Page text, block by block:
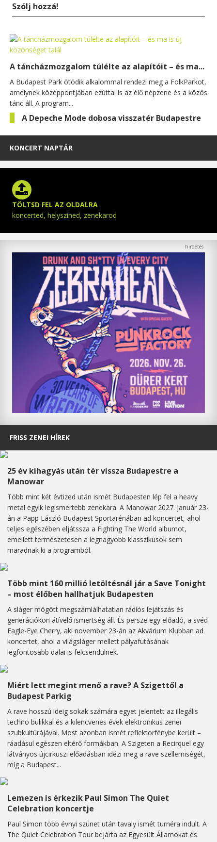
Szólj hozzá!
A táncházmozgalom túlélte az alapítóit – és ma...
A Budapest Park ötödik alkalommal rendezi meg a FolkParkot,
amelynek középpontjában ezúttal is az élő népzene és a közös
tánc áll. A program...
A Depeche Mode dobosa visszatér Budapestre
KONCERT NAPTÁR
TÖLTSD FEL AZ OLDALRA
koncerted, helyszíned, zenekarod
FRISS ZENEI HÍREK
25 év kihagyás után tér vissza Budapestre a
Manowar
Több mint két évtized után ismét Budapesten lép fel a heavy
metal egyik legismertebb zenekara. A Manowar 2027. január 23-
án a Papp László Budapest Sportarénában ad koncertet, ahol
teljes egészében eljátssza a Fighting The World albumot,
emellett természetesen a legnagyobb klasszikusok sem
maradnak ki a programból.
Több mint 160 millió letöltésnál jár a Save Tonight
– most élőben hallhatjuk Budapesten
A sláger mögött megszámlálhatatlan rádiós lejátszás és
generációkon átívelő ismertség áll. És persze egy előadó, a svéd
Eagle-Eye Cherry, aki november 23-án az Akvárium Klubban ad
koncertet, ahol a világsláger mellett pályafutásának
legfontosabb dalai is felcsendülnek.
Miért lett megint menő a rave? A Szigettől a
Budapest Parkig
A rave hosszú ideig sokak számára egyet jelentett az illegális
techno bulikkal és a kilencvenes évek elektronikus zenei
szubkultúrájával. Most azonban ismét reflektorfénybe került –
ráadásul egészen eltérő formákban. A Szigeten a Recirquel egy
látványos újcirkuszi előadásban idézi meg a rave szellemiségét,
míg a Budapest...
Lemezen is érkezik Paul Simon The Quiet
Celebration koncertje
Paul Simon több évnyi szünet után tavaly ismét turnéra indult. A
The Quiet Celebration Tour bejárta az Egyesült Államokat és